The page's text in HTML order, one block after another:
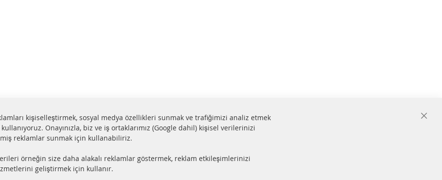
saat içerisinde gönderim
stokta bulunmaktadır
Tüm parçalar sertifikalı ve
e-mark ile homologe edilmiştir
Close
kişiselleştirmek, sosyal medya özellikleri sunmak ve trafiğimizi analiz etmek
Onayınızla, biz ve iş ortaklarımız (Google dahil) kişisel verilerinizi
reklamlar sunmak için kullanabiliriz.
örneğin size daha alakalı reklamlar göstermek, reklam etkileşimlerinizi
geliştirmek için kullanır.